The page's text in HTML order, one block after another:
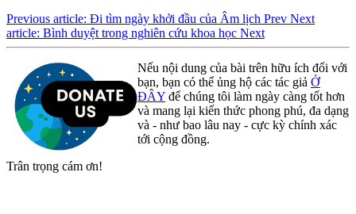
Previous article: Đi tìm ngày khởi đầu của Âm lịch Prev Next
article: Bình duyệt trong nghiên cứu khoa học Next
Nếu nội dung của bài trên hữu ích đối với
bạn, bạn có thể ủng hộ các tác giả Ở
ĐÂY để chúng tôi làm ngày càng tốt hơn
và mang lại kiến thức phong phú, đa dạng
và - như bao lâu nay - cực kỳ chính xác
tới cộng đồng.
Trân trọng cám ơn!